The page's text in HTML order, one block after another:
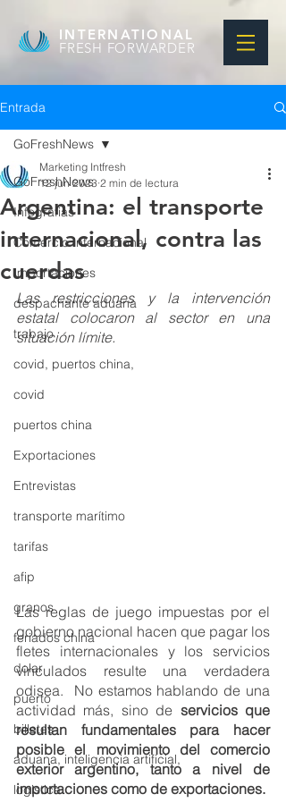
INTERNATIONAL
FRESH FORWARDER
Entrada
GoFreshNews
Infografias
Comercio Internacional
Importaciones
despachante aduana
trabajo
covid, puertos china,
covid
puertos china
Exportaciones
Entrevistas
transporte marítimo
tarifas
afip
granos
feriados china
dolar
puerto
billetes
aduana, inteligencia artificial,
logistica
GoFreshNews
Argentina: el transporte
internacional, contra las
cuerdas
Marketing Intfresh
12 jun 2023 2 min de lectura
Las restricciones y la intervención
estatal colocaron al sector en una
situación límite.
Las reglas de juego impuestas por el
gobierno nacional hacen que pagar los
fletes internacionales y los servicios
vinculados resulte una verdadera
odisea.  No estamos hablando de una
actividad más, sino de servicios que
resultan fundamentales para hacer
posible el movimiento del comercio
exterior argentino, tanto a nivel de
importaciones como de exportaciones.